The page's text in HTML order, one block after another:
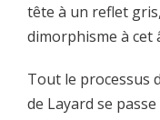
tête à un reflet
dimorphisme à cet
Tout le processus
de Layard se